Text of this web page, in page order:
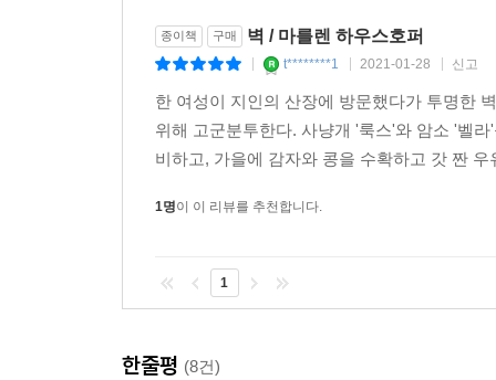
종이책 구매 벽 / 마를렌 하우스호퍼
t********1 2021-01-28 신고
한 여성이 지인의 산장에 방문했다가 투명한
위해 고군분투한다. 사냥개 '룩스'와 암소 '벨
비하고, 가을에 감자와 콩을 수확하고 갓 짠
1명이 이 리뷰를 추천합니다.
1
한줄평 (8건)